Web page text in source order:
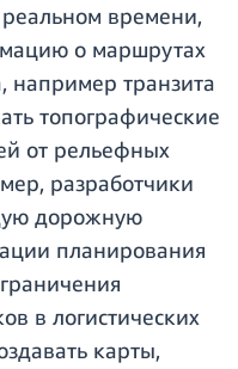
времени,
о маршрутах
например транзита
топографические
от рельефных
разработчики
дорожную
планирования
в логистических
карты,